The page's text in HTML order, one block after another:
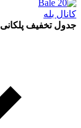
کانال بله
جدول تخفیف پلکانی